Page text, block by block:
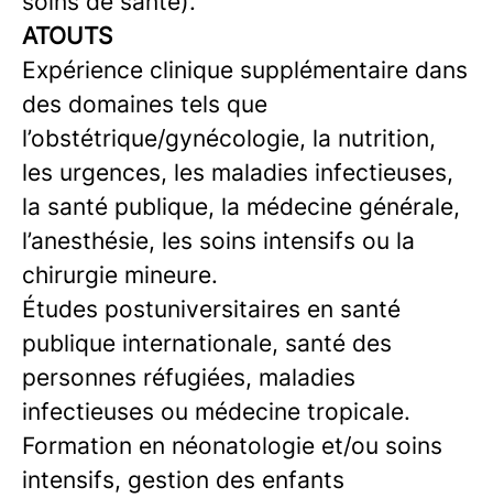
ATOUTS
Expérience clinique supplémentaire dans
des domaines tels que
l’obstétrique/gynécologie, la nutrition,
les urgences, les maladies infectieuses,
la santé publique, la médecine générale,
l’anesthésie, les soins intensifs ou la
chirurgie mineure.
Études postuniversitaires en santé
publique internationale, santé des
personnes réfugiées, maladies
infectieuses ou médecine tropicale.
Formation en néonatologie et/ou soins
intensifs, gestion des enfants